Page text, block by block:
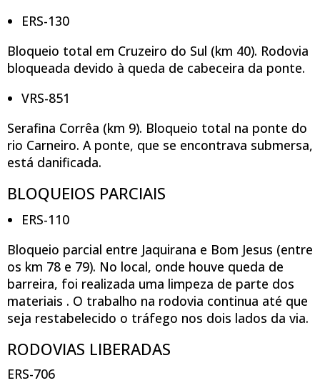
ERS-130
Bloqueio total em Cruzeiro do Sul (km 40). Rodovia
bloqueada devido à queda de cabeceira da ponte.
VRS-851
Serafina Corrêa (km 9). Bloqueio total na ponte do
rio Carneiro. A ponte, que se encontrava submersa,
está danificada.
BLOQUEIOS PARCIAIS
ERS-110
Bloqueio parcial entre Jaquirana e Bom Jesus (entre
os km 78 e 79). No local, onde houve queda de
barreira, foi realizada uma limpeza de parte dos
materiais . O trabalho na rodovia continua até que
seja restabelecido o tráfego nos dois lados da via.
RODOVIAS LIBERADAS
ERS-706